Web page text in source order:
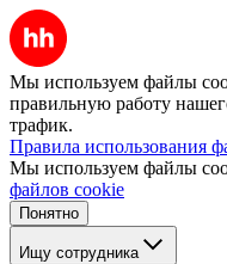
Мы используем файлы
правильную работу
трафик.
Правила использования
Мы используем файлы
файлов cookie
Понятно
Ищу сотрудника